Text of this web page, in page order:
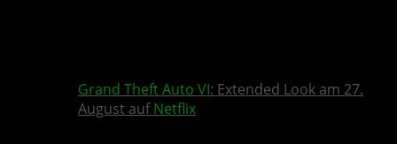
Grand Theft Auto VI: Extended Look am 27.
August aufNetflix